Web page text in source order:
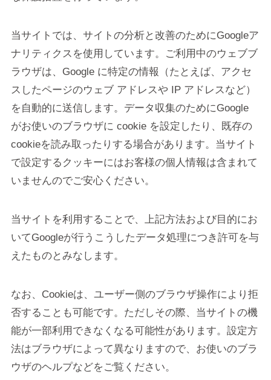
当サイトでは、サイトの分析と改善のためにGoogleア
ナリティクスを使用しています。ご利用中のウェブブ
ラウザは、Google に特定の情報（たとえば、アクセ
スしたページのウェブ アドレスや IP アドレスなど）
を自動的に送信します。データ収集のためにGoogle
がお使いのブラウザに cookie を設定したり、既存の
cookieを読み取ったりする場合があります。当サイト
で設定するクッキーにはお客様の個人情報は含まれて
いませんのでご安心ください。
当サイトを利用することで、上記方法および目的にお
いてGoogleが行うこうしたデータ処理につき許可を与
えたものとみなします。
なお、Cookieは、ユーザー側のブラウザ操作により拒
否することも可能です。ただしその際、当サイトの機
能が一部利用できなくなる可能性があります。設定方
法はブラウザによって異なりますので、お使いのブラ
ウザのヘルプなどをご覧ください。